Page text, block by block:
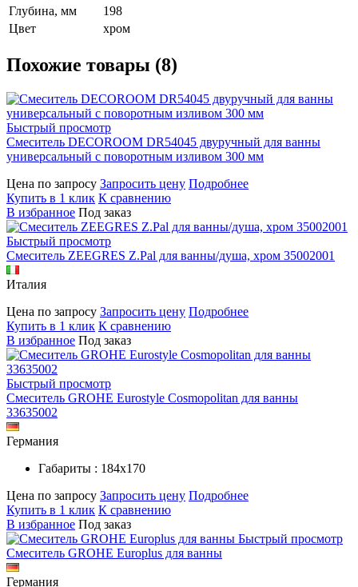
Глубина, мм
198
Цвет
хром
Похожие товары (8)
Быстрый просмотр
Смеситель DECOROOM DR54045 двуручный для ванны
универсальный с поворотным изливом 300 мм
Цена по запросу Запросить цену Подробнее
Купить в 1 клик К сравнению
В избранное Под заказ
Быстрый просмотр
Смеситель ZEEGRES Z.Pal для ванны/душа, хром 35002001
Италия
Цена по запросу Запросить цену Подробнее
Купить в 1 клик К сравнению
В избранное Под заказ
Быстрый просмотр
Смеситель GROHE Eurostyle Cosmopolitan для ванны
33635002
Германия
Габариты : 184х170
Цена по запросу Запросить цену Подробнее
Купить в 1 клик К сравнению
В избранное Под заказ
Быстрый просмотр
Смеситель GROHE Europlus для ванны
Германия